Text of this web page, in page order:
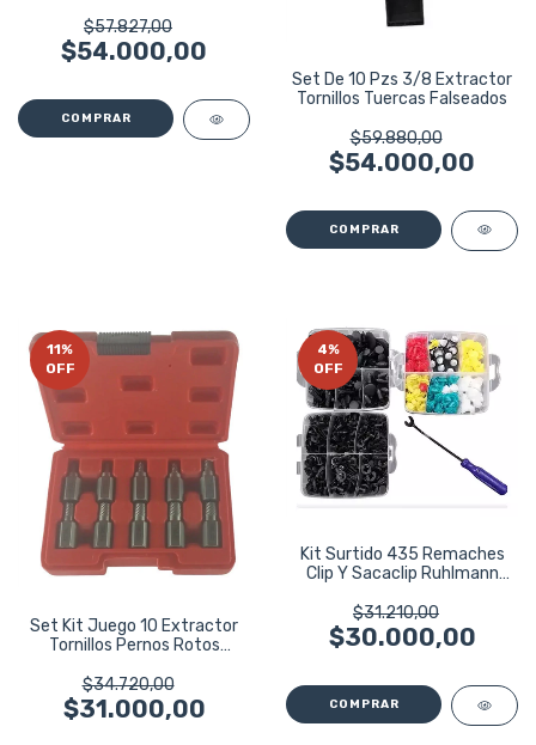
$57.827,00
$54.000,00
Set De 10 Pzs 3/8 Extractor
Tornillos Tuercas Falseados
$59.880,00
$54.000,00
11%
OFF
Set Kit Juego 10 Extractor
Tornillos Pernos Rotos
$34.720,00
$31.000,00
4%
OFF
Kit Surtido 435 Remaches
Clip Y Sacaclip Ruhlmann
$31.210,00
$30.000,00